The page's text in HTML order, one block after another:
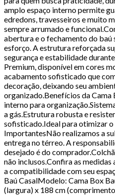
amplo espaço interno permite
edredons, travesseiros e muito
sempre arrumado e
abertura e o fechamento do baú
esforço. A estrutura reforçada
segurança e estabilidade
Premium, disponível em cores
acabamento sofisticado que
decoração, deixando seu
organizado.Benefícios da Cama
interno para
a gás.Estrutura robusta e
sofisticado.Ideal para otimizar o
ImportantesNão realizamos a
entrega no térreo. A
desejado é do
não inclusos.Confira as
a compatibilidade com seu
Baú CasalModelo: Cama Box
(largura) x 188 cm